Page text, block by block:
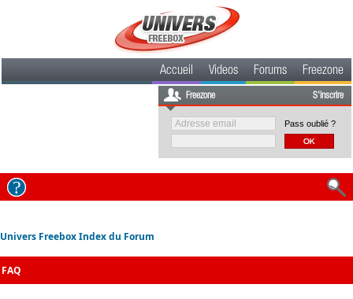
Accueil Videos Forums Freezone
Freezone S'inscrire
Pass oublié ?
Univers Freebox Index du Forum
FAQ